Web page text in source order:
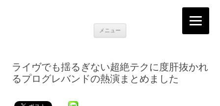
メニュー
移
動
ライヴでも揺るぎない超絶テクに度肝抜かれ
るプログレバンドの熱演まとめました